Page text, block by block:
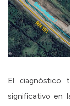
El diagnóstico
significativo en